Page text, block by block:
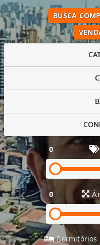
BUSCA
0
0
Dormitórios